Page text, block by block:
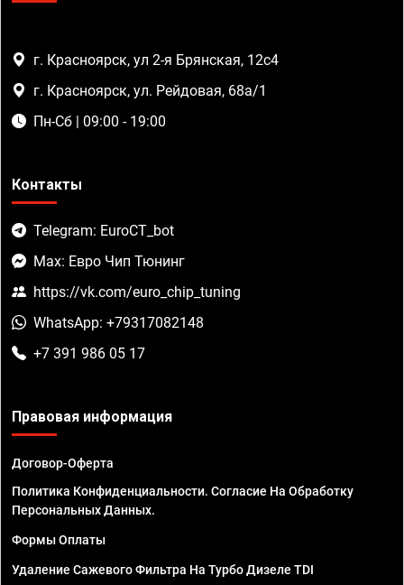
г. Красноярск, ул 2-я Брянская, 12с4
г. Красноярск, ул. Рейдовая, 68а/1
Пн-Сб | 09:00 - 19:00
Контакты
Telegram: EuroCT_bot
Max: Евро Чип Тюнинг
https://vk.com/euro_chip_tuning
WhatsApp: +79317082148
+7 391 986 05 17
Правовая информация
Договор-Оферта
Политика Конфиденциальности. Согласие На Обработку
Персональных Данных.
Формы Оплаты
Удаление Сажевого Фильтра На Турбо Дизеле TDI